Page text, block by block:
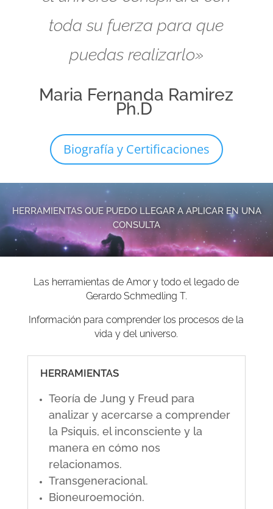
toda su fuerza para que
puedas realizarlo»
Maria Fernanda Ramirez
Ph.D
Biografía y Certificaciones
HERRAMIENTAS QUE PUEDO LLEGAR A APLICAR EN UNA
CONSULTA
Las herramientas de Amor y todo el legado de
Gerardo Schmedling T.
Información para comprender los procesos de la
vida y del universo.
HERRAMIENTAS
Teoría de Jung y Freud para
analizar y acercarse a comprender
la Psiquis, el inconsciente y la
manera en cómo nos
relacionamos.
Transgeneracional.
Bioneuroemoción.